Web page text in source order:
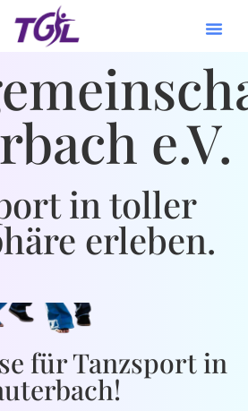
e.V.
in toller
erleben.
für Tanzsport in